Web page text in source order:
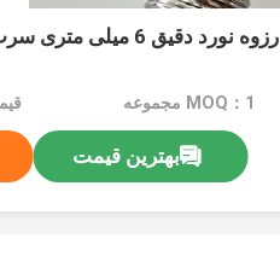
رزوه نورد دقیق 6 میلی متری سرب اسکرو بادوام هیوین
MOQ：1 مجموعه
بهترین قیمت